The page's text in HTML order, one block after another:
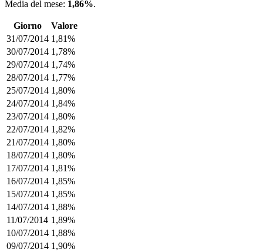
Media del mese: 1,86%.
Giorno
Valore
31/07/2014 1,81%
30/07/2014 1,78%
29/07/2014 1,74%
28/07/2014 1,77%
25/07/2014 1,80%
24/07/2014 1,84%
23/07/2014 1,80%
22/07/2014 1,82%
21/07/2014 1,80%
18/07/2014 1,80%
17/07/2014 1,81%
16/07/2014 1,85%
15/07/2014 1,85%
14/07/2014 1,88%
11/07/2014 1,89%
10/07/2014 1,88%
09/07/2014 1,90%